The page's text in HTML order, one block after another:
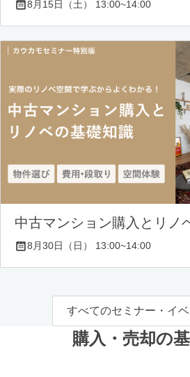
8月15日（土） 13:00~14:00
中古マンション購入とリノ
8月30日（日） 13:00~14:00
すべてのセミナー・イ
購入・売却の